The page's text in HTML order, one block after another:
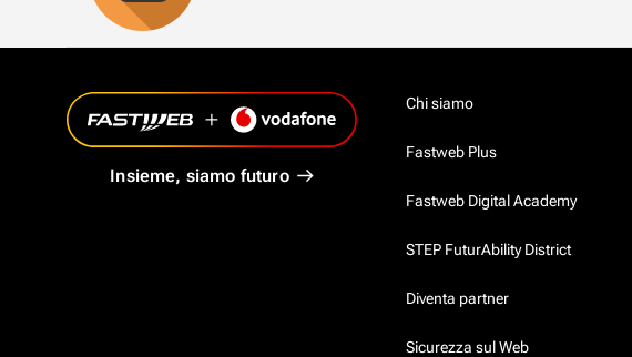
Insieme, siamo futuro
Chi siamo
Fastweb Plus
Fastweb Digital Academy
STEP FuturAbility District
Diventa partner
Sicurezza sul Web